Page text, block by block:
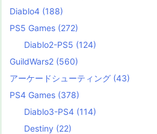
Diablo4 (188)
PS5 Games (272)
Diablo2-PS5 (124)
GuildWars2 (560)
アーケードシューティング (43)
PS4 Games (378)
Diablo3-PS4 (114)
Destiny (22)